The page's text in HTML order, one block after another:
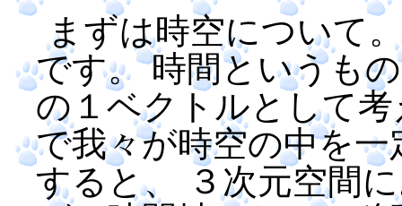
まずは時空について
です。 時間というも
の１ベクトルとして
で我々が時空の中を
すると、 ３次元空間